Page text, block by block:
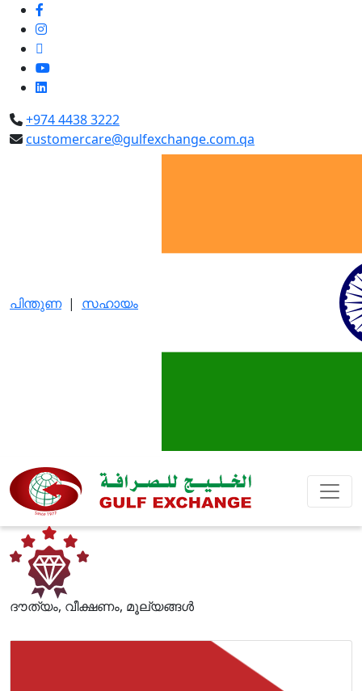
+974 4438 3222
customercare@gulfexchange.com.qa
പിന്തുണ | സഹായം
ദൗത്യം, വീക്ഷണം, മൂല്യങ്ങള്‍